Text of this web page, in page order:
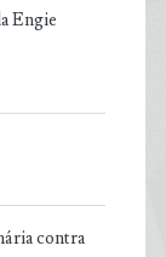
Engie
contra